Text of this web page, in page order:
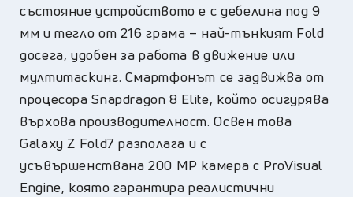
състояние устройството е с дебелина под 9
мм и тегло от 216 грама – най-тънкият Fold
досега, удобен за работа в движение или
мултитаскинг. Смартфонът се задвижва от
процесора Snapdragon 8 Elite, който осигурява
върхова производителност. Освен това
Galaxy Z Fold7 разполага и с
усъвършенствана 200 MP камера с ProVisual
Engine, която гарантира реалистични